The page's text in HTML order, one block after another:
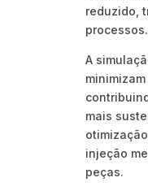
reduzido,
processos.
A
mais
injeção
peças.